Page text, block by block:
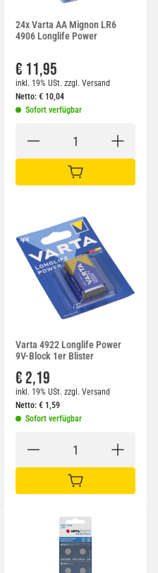
24x Varta AA Mignon LR6
4906 Longlife Power
€ 11,95
inkl. 19% USt. zzgl. Versand
Netto: € 10,04
Sofort verfügbar
IN DEN WARENKORB
Varta 4922 Longlife Power
9V-Block 1er Blister
€ 2,19
inkl. 19% USt. zzgl. Versand
Netto: € 1,59
Sofort verfügbar
IN DEN WARENKORB